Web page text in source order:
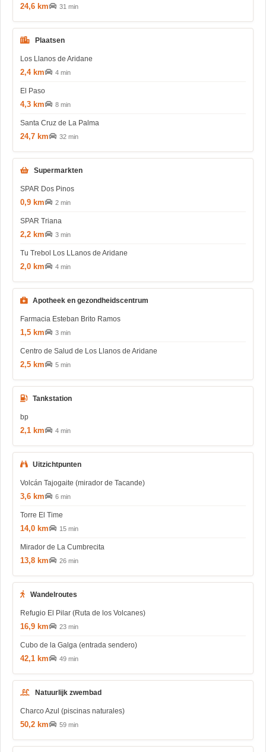
24,6 km 31 min
Plaatsen
Los Llanos de Aridane
2,4 km 4 min
El Paso
4,3 km 8 min
Santa Cruz de La Palma
24,7 km 32 min
Supermarkten
SPAR Dos Pinos
0,9 km 2 min
SPAR Triana
2,2 km 3 min
Tu Trebol Los LLanos de Aridane
2,0 km 4 min
Apotheek en gezondheidscentrum
Farmacia Esteban Brito Ramos
1,5 km 3 min
Centro de Salud de Los Llanos de Aridane
2,5 km 5 min
Tankstation
bp
2,1 km 4 min
Uitzichtpunten
Volcán Tajogaite (mirador de Tacande)
3,6 km 6 min
Torre El Time
14,0 km 15 min
Mirador de La Cumbrecita
13,8 km 26 min
Wandelroutes
Refugio El Pilar (Ruta de los Volcanes)
16,9 km 23 min
Cubo de la Galga (entrada sendero)
42,1 km 49 min
Natuurlijk zwembad
Charco Azul (piscinas naturales)
50,2 km 59 min